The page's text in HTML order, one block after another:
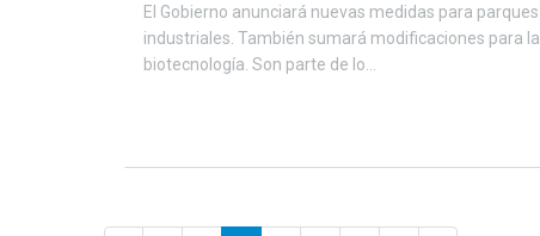
El Gobierno anunciará nuevas medidas para parques
industriales. También sumará modificaciones para la
biotecnología. Son parte de lo...